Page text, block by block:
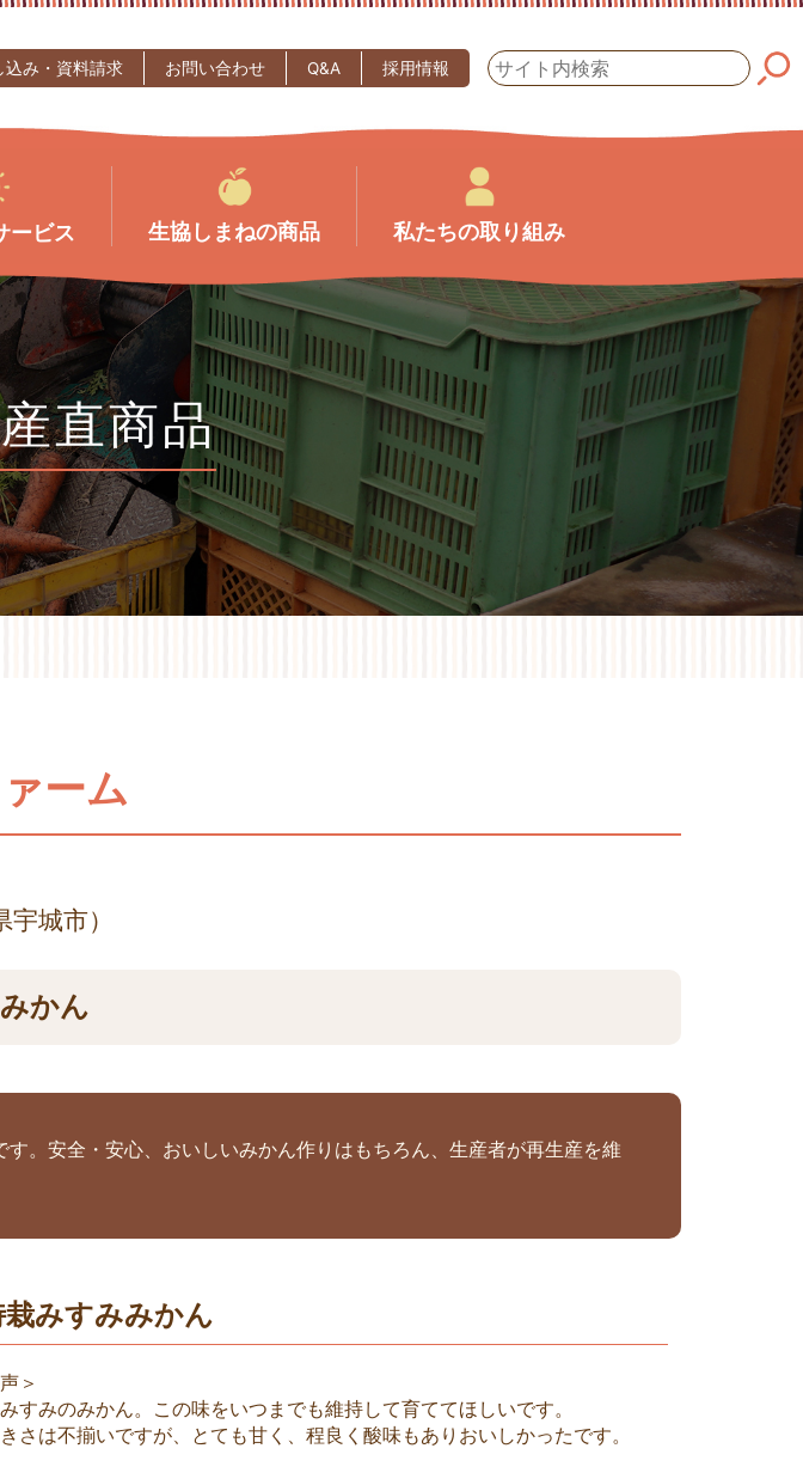
込み・資料請求 お問い合わせ Q&A 採用情報
ービス 生協しまねの商品 私たちの取り組み
直商品
ーム
城市）
かん
。安全・安心、おいしいみかん作りはもちろん、生産者が再生産を維
栽みすみみかん
＞
すみのみかん。この味をいつまでも維持して育ててほしいです。
さは不揃いですが、とても甘く、程良く酸味もありおいしかったです。